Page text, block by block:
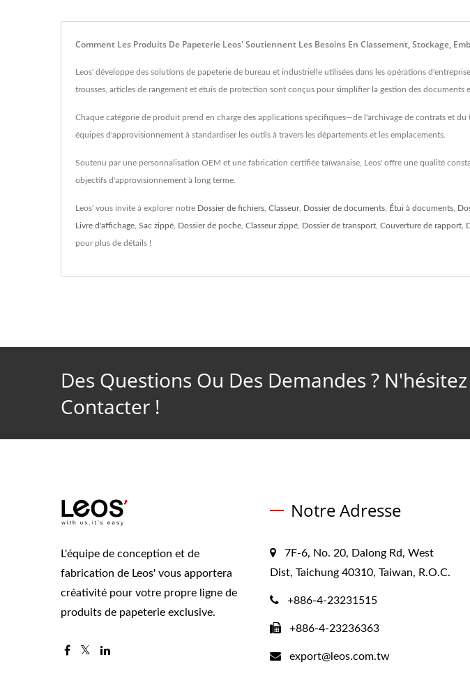
Comment Les Produits De Papeterie Leos' Soutiennent Les Besoins En Classement, Stockage,
Leos' développe des solutions de papeterie de bureau et industrielle utilisées dans les opérations
trousses, articles de rangement et étuis de protection sont conçus pour simplifier la gestion des documents
Chaque catégorie de produit prend en charge des applications spécifiques—de l'archivage de contrats et
équipes d'approvisionnement à standardiser les outils à travers les départements et les emplacements.
Soutenu par une personnalisation OEM et une fabrication certifiée taïwanaise, Leos' offre une qualité
objectifs d'approvisionnement à long terme.
Leos' vous invite à explorer notre Dossier de fichiers Classeur, Dossier de documents Étui à documents
Livre d'affichage Sac zippé Dossier de poche Classeur zippé Dossier de transport Couverture de rapport
pour plus de détails !
Des Questions Ou Des Demandes ?
Contacter !
L'équipe de conception et de
fabrication de Leos' vous apportera
créativité pour votre propre ligne de
produits de papeterie exclusive.
Notre Adresse
7F-6, No. 20, Dalong Rd, West
Dist, Taichung 40310, Taiwan, R.O.C.
+886-4-23231515
+886-4-23236363
export@leos.com.tw